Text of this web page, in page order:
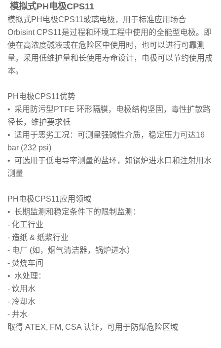
模拟式PH电极CPS11
模拟式PH电极CPS11玻璃电极，用于标准应用场合
Orbisint CPS11是过程和环境工程中使用的全能型电极。即
使在高浓度碱液或在危险区中使用时，也可以进行可靠测
量。采用低维护量和长使用寿命设计，电极可以节约使用成
本。
PH电极CPS11优势
• 采用防污型PTFE 环形隔膜，电极结构坚固，毒性扩散路
径长，维护要求低
• 适用于恶劣工况：可测量强碱性介质，稳定压力可达16
bar (232 psi)
• 可选用于低电导率测量的盐环，如锅炉进水口和注射用水
测量
PH电极CPS11应用领域
• 长期监测和稳定条件下的限制监测：
- 化工行业
- 造纸 & 纸浆行业
- 电厂 (如，烟气清洁器，锅炉进水）
- 焚烧车间
• 水处理：
- 饮用水
- 冷却水
- 井水
取得 ATEX, FM, CSA 认证，可用于防爆危险区域